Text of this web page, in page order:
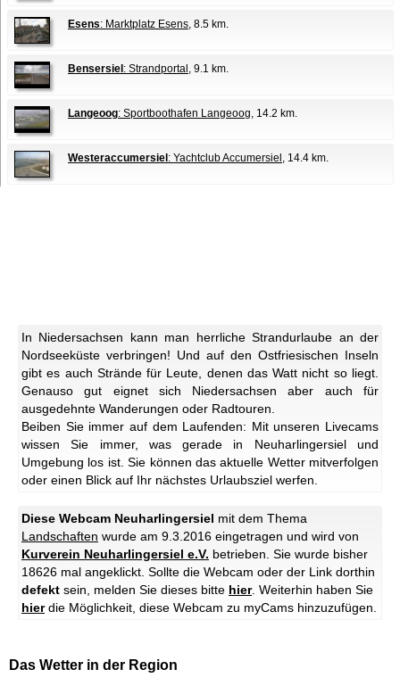
Esens: Marktplatz Esens, 8.5 km.
Bensersiel : Strandportal , 9.1 km.
Langeoog: Sportboothafen Langeoog, 14.2 km.
Westeraccumersiel : Yachtclub Accumersiel , 14.4 km.
In Niedersachsen kann man herrliche Strandurlaube an der
Nordseeküste verbringen! Und auf den Ostfriesischen Inseln
gibt es auch Strände für Leute, denen das Watt nicht so liegt.
Genauso gut eignet sich Niedersachsen aber auch für
ausgedehnte Wanderungen oder Radtouren.
Beiben Sie immer auf dem Laufenden: Mit unseren Livecams
wissen Sie immer, was gerade in Neuharlingersiel und
Umgebung los ist. Sie können das aktuelle Wetter mitverfolgen
oder einen Blick auf Ihr nächstes Urlaubsziel werfen.
Diese Webcam Neuharlingersiel mit dem Thema
Landschaften wurde am 9.3.2016 eingetragen und wird von
Kurverein Neuharlingersiel e.V. betrieben. Sie wurde bisher
18626 mal angeklickt. Sollte die Webcam oder der Link dorthin
defekt sein, melden Sie dieses bitte hier. Weiterhin haben Sie
hierdie Möglichkeit, diese Webcam zu myCams hinzuzufügen.
Das Wetter in der Region